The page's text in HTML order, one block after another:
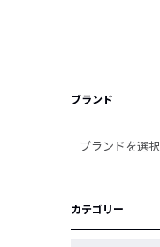
ブランド
ブランドを選択
カテゴリー